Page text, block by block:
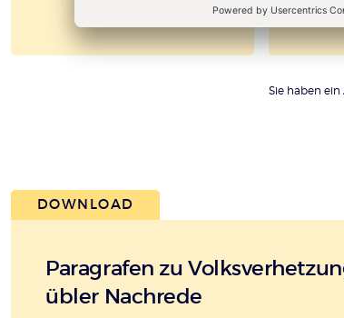
Sie haben
DOWNLOAD
Paragrafen zu
übler Nachrede